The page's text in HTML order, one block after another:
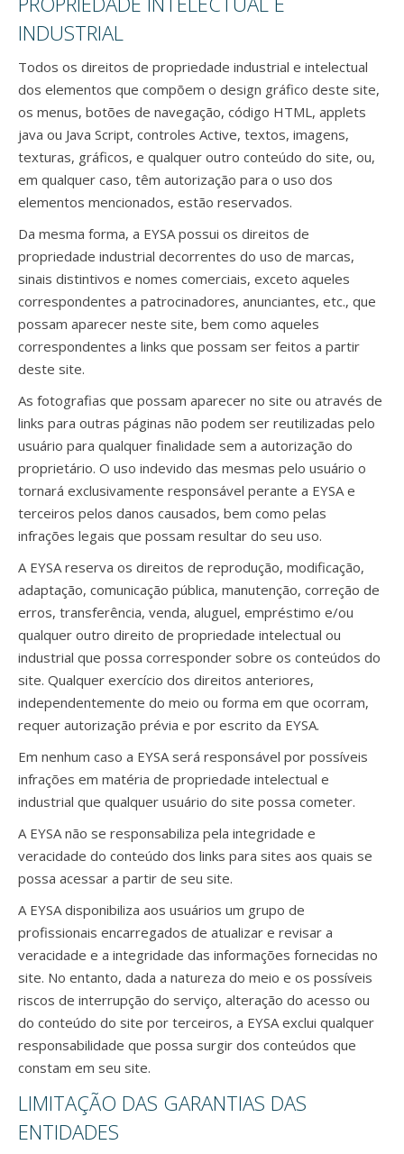
INDUSTRIAL
Todos os direitos de propriedade industrial e intelectual
dos elementos que compõem o design gráfico deste site,
os menus, botões de navegação, código HTML, applets
java ou Java Script, controles Active, textos, imagens,
texturas, gráficos, e qualquer outro conteúdo do site, ou,
em qualquer caso, têm autorização para o uso dos
elementos mencionados, estão reservados.
Da mesma forma, a EYSA possui os direitos de
propriedade industrial decorrentes do uso de marcas,
sinais distintivos e nomes comerciais, exceto aqueles
correspondentes a patrocinadores, anunciantes, etc., que
possam aparecer neste site, bem como aqueles
correspondentes a links que possam ser feitos a partir
deste site.
As fotografias que possam aparecer no site ou através de
links para outras páginas não podem ser reutilizadas pelo
usuário para qualquer finalidade sem a autorização do
proprietário. O uso indevido das mesmas pelo usuário o
tornará exclusivamente responsável perante a EYSA e
terceiros pelos danos causados, bem como pelas
infrações legais que possam resultar do seu uso.
A EYSA reserva os direitos de reprodução, modificação,
adaptação, comunicação pública, manutenção, correção de
erros, transferência, venda, aluguel, empréstimo e/ou
qualquer outro direito de propriedade intelectual ou
industrial que possa corresponder sobre os conteúdos do
site. Qualquer exercício dos direitos anteriores,
independentemente do meio ou forma em que ocorram,
requer autorização prévia e por escrito da EYSA.
Em nenhum caso a EYSA será responsável por possíveis
infrações em matéria de propriedade intelectual e
industrial que qualquer usuário do site possa cometer.
A EYSA não se responsabiliza pela integridade e
veracidade do conteúdo dos links para sites aos quais se
possa acessar a partir de seu site.
A EYSA disponibiliza aos usuários um grupo de
profissionais encarregados de atualizar e revisar a
veracidade e a integridade das informações fornecidas no
site. No entanto, dada a natureza do meio e os possíveis
riscos de interrupção do serviço, alteração do acesso ou
do conteúdo do site por terceiros, a EYSA exclui qualquer
responsabilidade que possa surgir dos conteúdos que
constam em seu site.
LIMITAÇÃO DAS GARANTIAS DAS
ENTIDADES